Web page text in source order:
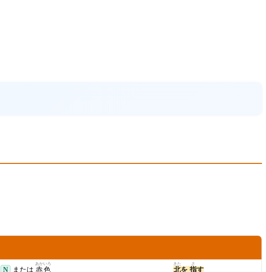
N または 赤色
あかいろ
北
きた
を 指
さ
す